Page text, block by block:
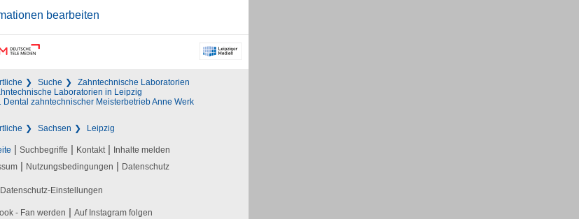
bearbeiten
Suche
Zahntechnische Laboratorien
Laboratorien in Leipzig
Dental zahntechnischer Meisterbetrieb Anne Werk
Sachsen Leipzig
| Suchbegriffe | Kontakt | Inhalte melden
| Nutzungsbedingungen | Datenschutz
Datenschutz-Einstellungen
- Fan werden | Auf Instagram folgen